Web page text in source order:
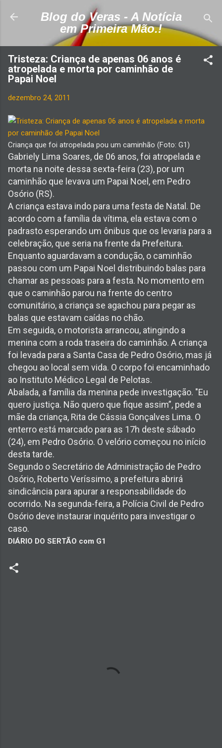
Pular para o conteúdo principal
Blog do Veras - A Notícia
em Primeira Mão.!
Tristeza: Criança de apenas 06 anos é
atropelada e morta por caminhão de
Papai Noel
dezembro 24, 2011
Criança que foi atropelada pou um caminhão (Foto: G1)
Gabriely Lima Soares, de 06 anos, foi atropelada e
morta na noite dessa sexta-feira (23), por um
caminhão que levava um Papai Noel, em Pedro
Osório (RS).
A criança estava indo para uma festa de Natal. De
acordo com a família da vítima, ela estava com o
padrasto esperando um ônibus que os levaria para a
celebração, que seria na frente da Prefeitura.
Enquanto aguardavam a condução, o caminhão
passou com um Papai Noel distribuindo balas para
chamar as pessoas para a festa. No momento em
que o caminhão parou na frente do centro
comunitário, a criança se agachou para pegar as
balas que estavam caídas no chão.
Em seguida, o motorista arrancou, atingindo a
menina com a roda traseira do caminhão. A criança
foi levada para a Santa Casa de Pedro Osório, mas já
chegou ao local sem vida. O corpo foi encaminhado
ao Instituto Médico Legal de Pelotas.
Abalada, a família da menina pede investigação. "Eu
quero justiça. Não quero que fique assim”, pede a
mãe da criança, Rita de Cássia Gonçalves Lima. O
enterro está marcado para as 17h deste sábado
(24), em Pedro Osório. O velório começou no início
desta tarde.
Segundo o Secretário de Administração de Pedro
Osório, Roberto Veríssimo, a prefeitura abrirá
sindicância para apurar a responsabilidade do
ocorrido. Na segunda-feira, a Polícia Civil de Pedro
Osório deve instaurar inquérito para investigar o
caso.
DIÁRIO DO SERTÃO com G1